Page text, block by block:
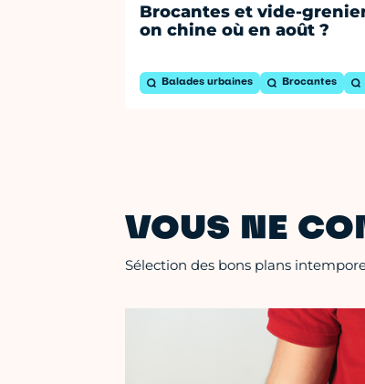
Brocantes et vide-
on chine où en août ?
Balades urbaines Brocantes
VOUS NE
Sélection des bons plans